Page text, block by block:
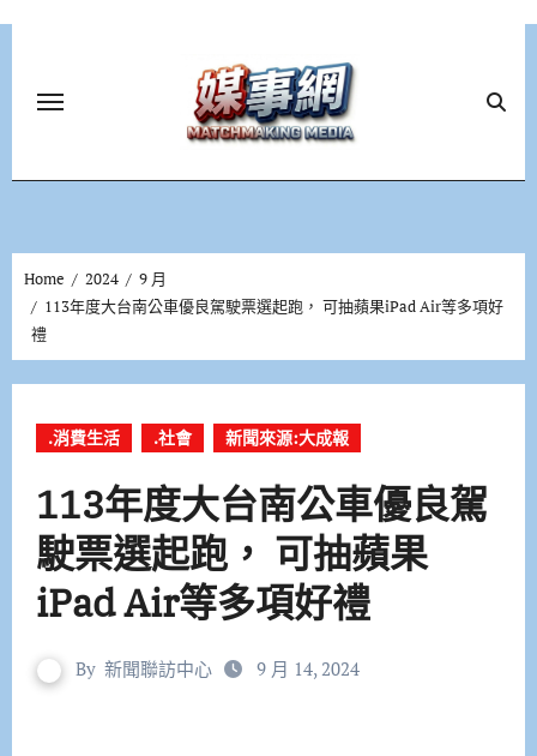
Home 2024
9 月
113年度大台南公車優良駕駛票選起跑， 可抽蘋果iPad Air等多項好
禮
.消費生活 .社會 新聞來源:大成報
113年度大台南公車優良駕
駛票選起跑， 可抽蘋果
iPad Air等多項好禮
By 新聞聯訪中心 9 月 14, 2024